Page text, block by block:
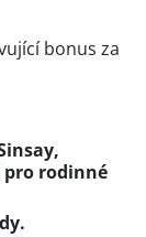
bonus za
pro rodinné